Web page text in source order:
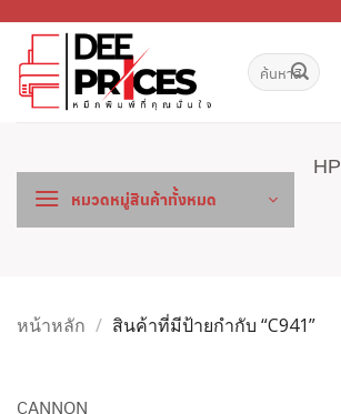
เนื้อหา
ค้นหา:
หมวดหมู่สินค้าทั้งหมด
HP
หน้าหลัก / สินค้าที่มีป้ายกำกับ “C941”
CANNON